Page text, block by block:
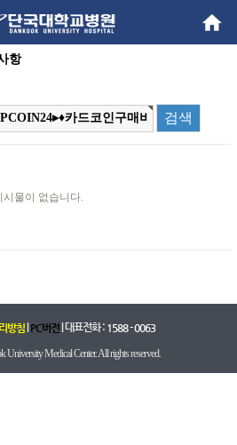
항
시물이 없습니다.
방침|PC버전| 대표전화 : 1588 - 0063
Medical Center. All rights reserved.